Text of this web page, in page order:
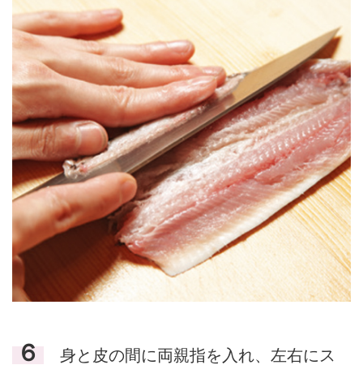
６
身と皮の間に両親指を入れ、左右にス